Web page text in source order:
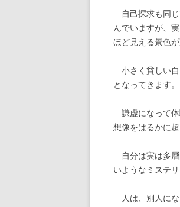
自己探求も同じ
んでいますが、
ほど見える景色
小さく貧しい自
となってきます。
謙虚になって体
想像をはるかに
自分は実は多層
いようなミステ
人は、別人にな